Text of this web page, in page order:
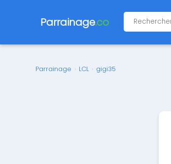
Parrainage.co
Parrainage › LCL › gigi35